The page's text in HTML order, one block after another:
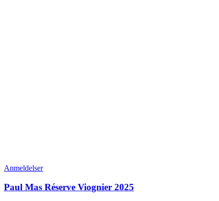
Anmeldelser
Paul Mas Réserve Viognier 2025